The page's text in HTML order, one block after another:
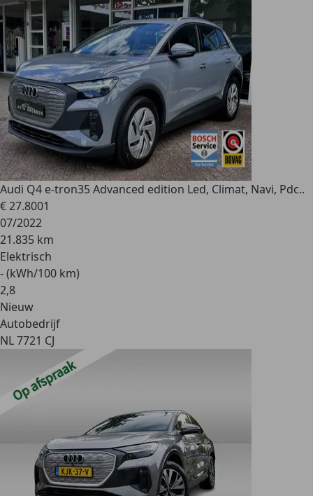
Audi Q4 e-tron35 Advanced edition Led, Climat, Navi, Pdc..
€ 27.8001
07/2022
21.835 km
Elektrisch
- (kWh/100 km)
2,8
Nieuw
Autobedrijf
NL 7721 CJ